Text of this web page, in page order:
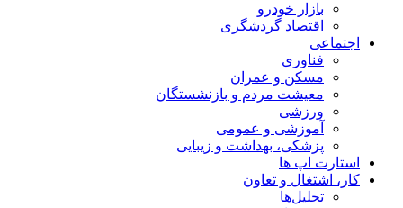
بازار خودرو
اقتصاد گردشگری
اجتماعی
فناوری
مسکن و عمران
معیشت مردم و بازنشستگان
ورزشی
آموزشی و عمومی
پزشکی، بهداشت و زیبایی
استارت اپ ها
کار، اشتغال و تعاون
تحلیل‌ها